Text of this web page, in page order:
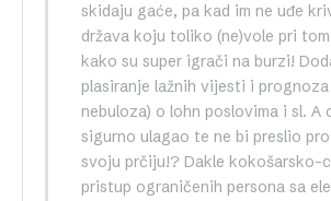
skidaju gaće, pa kad im ne uđe
država koju toliko (ne)vole pri
kako su super igrači na burzi!
plasiranje lažnih vijesti i
nebuloza) o lohn poslovima i sl. A
sigurno ulagao te ne bi preslio
svoju prčiju!? Dakle kokošarsko-
pristup ograničenih persona sa